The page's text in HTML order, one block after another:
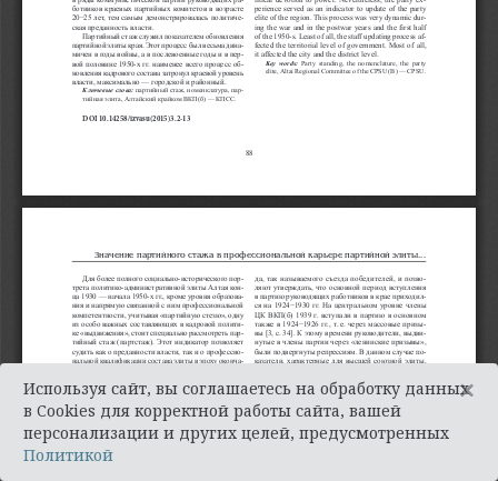
Используя сайт, вы соглашаетесь на обработку данных
в Cookies для корректной работы сайта, вашей
персонализации и других целей, предусмотренных
Политикой
×